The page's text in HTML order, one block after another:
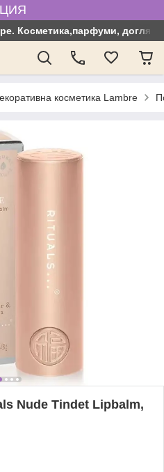
Косметика,парфуми, догляд
косметика Lambre
Nude Tindet Lipbalm,